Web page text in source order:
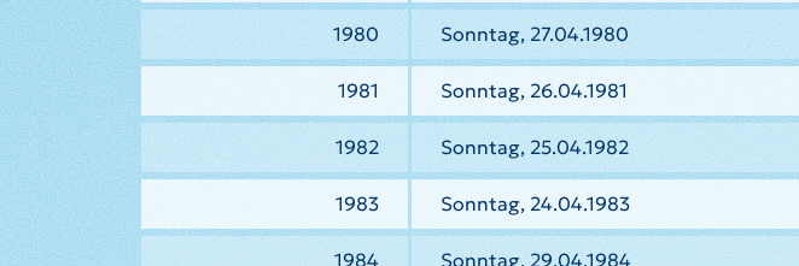
1980 Sonntag, 27.04.1980
1981 Sonntag, 26.04.1981
1982 Sonntag, 25.04.1982
1983 Sonntag, 24.04.1983
1984 Sonntag, 29.04.1984